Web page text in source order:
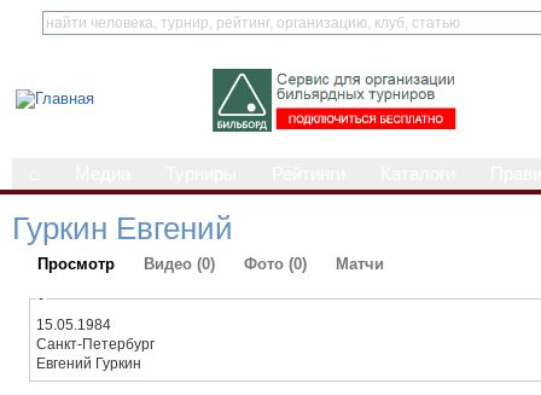
Гуркин Евгений
Просмотр Видео (0) Фото (0) Матчи
-
15.05.1984
Санкт-Петербург
Евгений Гуркин